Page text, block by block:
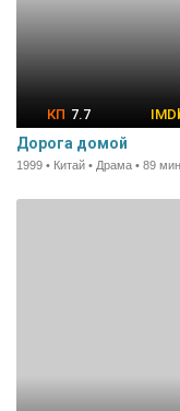
7.7
Дорога домой
1999 • Китай • Драма • 89 мин.